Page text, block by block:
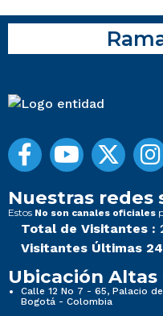
Nuestras redes
Estos No son canales oficiales
Total de Visitantes :
Visitantes Últimas
Ubicación Altas
Calle 12 No 7 - 65, Palacio
Bogotá - Colombia